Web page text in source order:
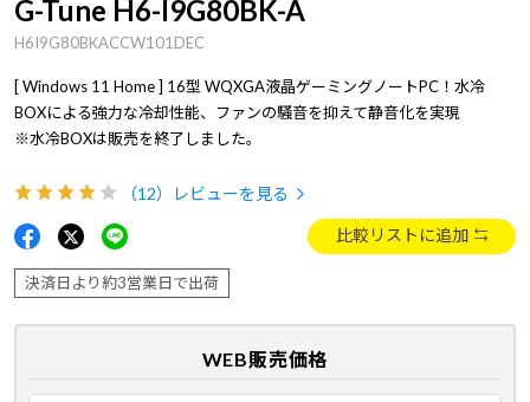
G-Tune H6-I9G80BK-A
H6I9G80BKACCW101DEC
[ Windows 11 Home ] 16型 WQXGA液晶ゲーミングノートPC！水冷
BOXによる強力な冷却性能、ファンの騒音を抑えて静音化を実現
※水冷BOXは販売を終了しました。
（12） レビューを見る
比較リストに追加
決済日より約3営業日で出荷
WEB販売価格